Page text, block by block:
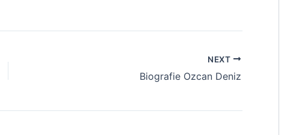
NEXT
Biografie Ozcan Deniz